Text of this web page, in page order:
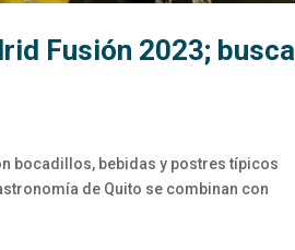
Fusión 2023; busca
bocadillos, bebidas y postres típicos
de Quito se combinan con